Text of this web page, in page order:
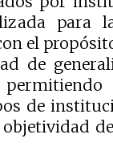
para
el
de
de